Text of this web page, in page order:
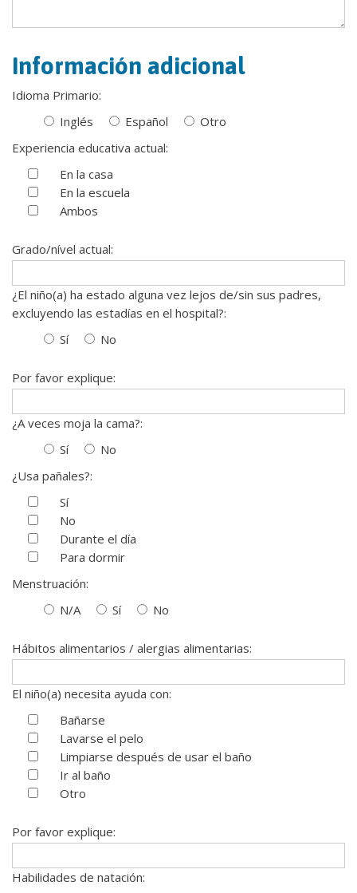
Información adicional
Idioma Primario:
Inglés
Español
Otro
Experiencia educativa actual:
En la casa
En la escuela
Ambos
Grado/nível actual:
¿El niño(a) ha estado alguna vez lejos de/sin sus padres,
excluyendo las estadías en el hospital?:
Sí
No
Por favor explique:
¿A veces moja la cama?:
Sí
No
¿Usa pañales?:
Sí
No
Durante el día
Para dormir
Menstruación:
N/A
Sí No
Hábitos alimentarios / alergias alimentarias:
El niño(a) necesita ayuda con:
Bañarse
Lavarse el pelo
Limpiarse después de usar el baño
Ir al baño
Otro
Por favor explique:
Habilidades de natación: